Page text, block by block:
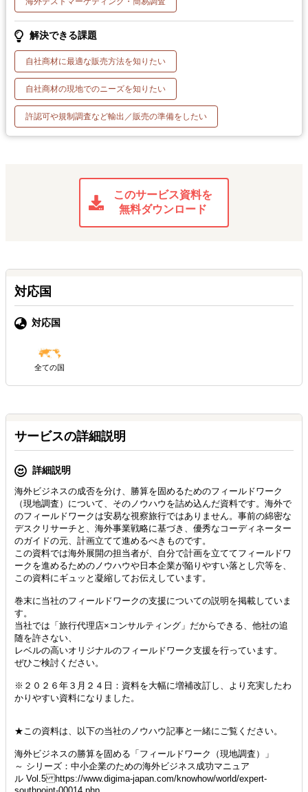
解決できる課題
自社商材に最適な販売方法を知りたい
自社商材の現地でのニーズを知りたい
許認可や規制調査など輸出／販売の準備をしたい
このサービス資料を
無料ダウンロード
対応国
対応国
全ての国
サービスの詳細説明
詳細説明
海外ビジネスの成否を分け、勝算を固めるためのフィールドワーク
（現地調査）について、そのノウハウを詰め込んだ資料です。海外で
のフィールドワークは安易な視察旅行ではありません。事前の綿密な
デスクリサーチと、海外事業戦略に基づき、優秀なコーディネーター
のガイドの元、計画立てて進めるべきものです。
この資料では海外展開の担当者が、自分で計画を立ててフィールドワ
ークを進めるためのノウハウや日本企業が陥りやすい落とし穴等を、
この資料にギュッと凝縮してお伝えしています。
巻末に当社のフィールドワークの支援についての説明を掲載していま
す。
当社では「旅行代理店×コンサルティング」だからできる、他社の追
随を許さない、
レベルの高いオリジナルのフィールドワーク支援を行っています。
ぜひご検討ください。
※２０２６年３月２４日：資料を大幅に増補改訂し、より充実したわ
かりやすい資料になりました。
★この資料は、以下の当社のノウハウ記事と一緒にご覧ください。
海外ビジネスの勝算を固める「フィールドワーク（現地調査）」
～ シリーズ：中小企業のための海外ビジネス成功マニュア
ル Vol.5 https://www.digima-japan.com/knowhow/world/expert-